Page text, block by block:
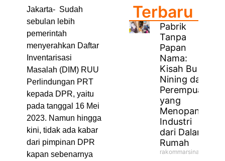
Jakarta- Sudah
sebulan lebih
pemerintah
menyerahkan Daftar
Inventarisasi
Masalah (DIM) RUU
Perlindungan PRT
kepada DPR, yaitu
pada tanggal 16 Mei
2023. Namun hingga
kini, tidak ada kabar
dari pimpinan DPR
kapan sebenarnya
Terbaru
Pabrik
Tanpa
Papan
Nama:
Kisah Bu
Nining dan
Perempuan
yang
Menopang
Industri
dari Dalam
Rumah
rakommarsinahfm